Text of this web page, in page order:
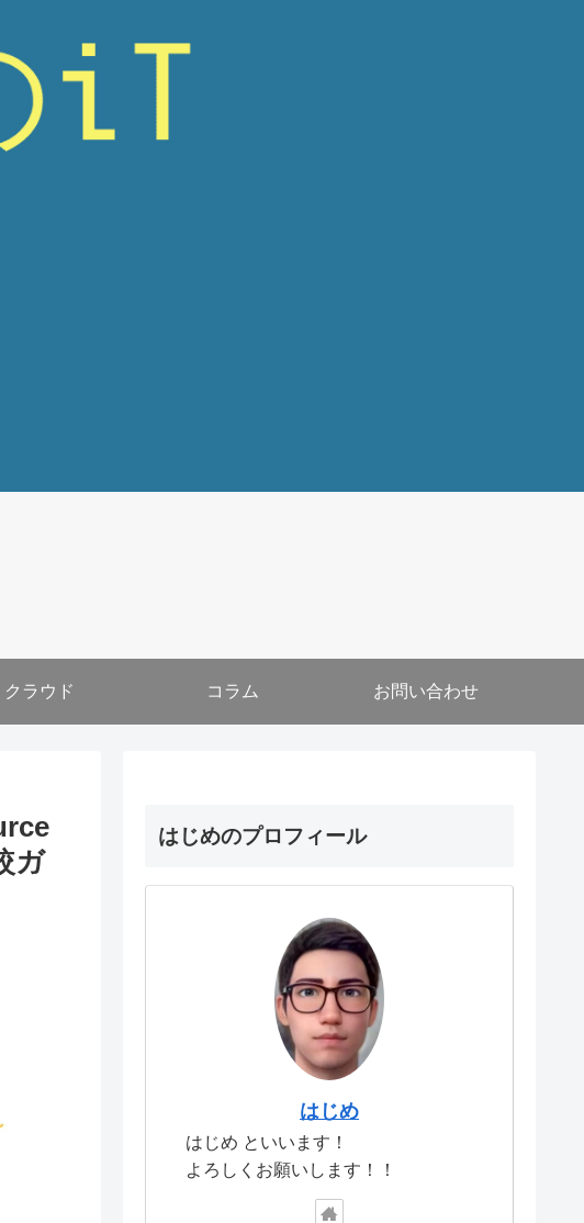
クラウド コラム お問い合わせ
ガ
はじめのプロフィール
はじめ
はじめ といいます！
よろしくお願いします！！